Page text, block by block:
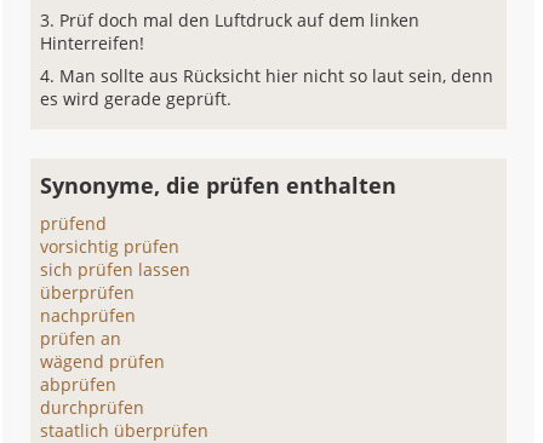
Prüf doch mal den Luftdruck auf dem linken
Hinterreifen!
Man sollte aus Rücksicht hier nicht so laut sein, denn
es wird gerade geprüft.
Synonyme, die prüfen enthalten
prüfend
vorsichtig prüfen
sich prüfen lassen
überprüfen
nachprüfen
prüfen an
wägend prüfen
abprüfen
durchprüfen
staatlich überprüfen